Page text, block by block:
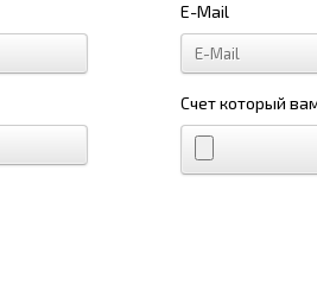
E-Mail
Счет который